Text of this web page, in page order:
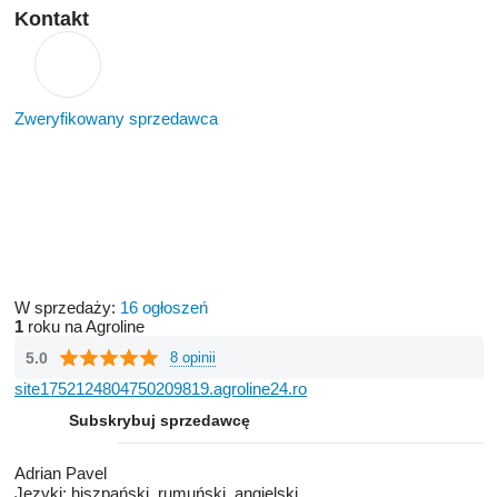
Kontakt
Zweryfikowany sprzedawca
W sprzedaży: 16 ogłoszeń
1 roku na Agroline
5.0 8 opinii
site1752124804750209819.agroline24.ro
Subskrybuj sprzedawcę
Adrian Pavel
Języki: hiszpański, rumuński, angielski